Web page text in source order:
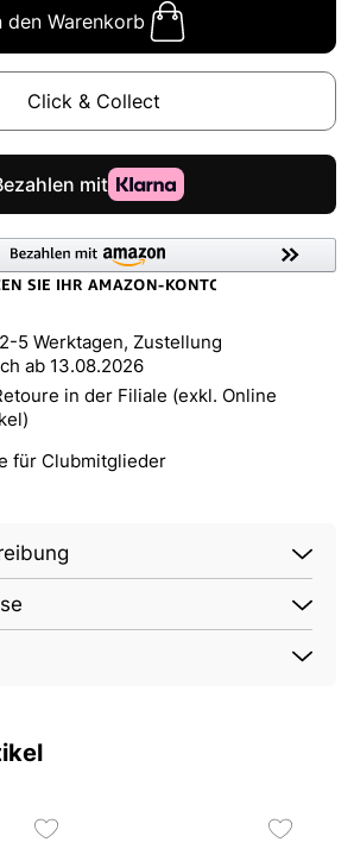
den Warenkorb
Click & Collect
5 Werktagen, Zustellung
ab 13.08.2026
in der Filiale (exkl. Online
für Clubmitglieder